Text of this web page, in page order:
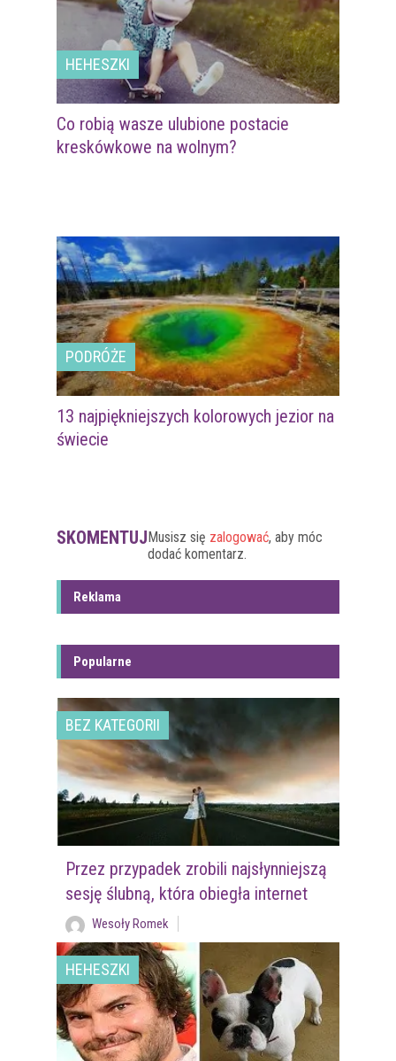
HEHESZKI
Co robią wasze ulubione postacie
kreskówkowe na wolnym?
PODRÓŻE
13 najpiękniejszych kolorowych jezior na
świecie
SKOMENTUJMusisz się zalogować, aby móc
dodać komentarz.
Reklama
Popularne
BEZ KATEGORII
Przez przypadek zrobili najsłynniejszą
sesję ślubną, która obiegła internet
Wesoły Romek
HEHESZKI